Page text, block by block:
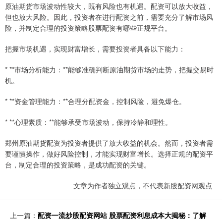
原油期货市场波动性较大，既有风险也有机遇。配资可以放大收益，
但也放大风险。因此，投资者在进行配资之前，需要充分了解市场风
险，并制定合理的投资策略股票配资有哪些正规平台。
把握市场机遇，实现财富增长，需要投资者具备以下能力：
* **市场分析能力：**能够准确判断原油期货市场的走势，把握交易时
机。
* **资金管理能力：**合理分配资金，控制风险，避免爆仓。
* **心理素质：**能够承受市场波动，保持冷静和理性。
郑州原油期货配资为投资者提供了放大收益的机会。然而，投资者需
要谨慎操作，做好风险控制，才能实现财富增长。选择正规的配资平
台，制定合理的投资策略，是成功配资的关键。
文章为作者独立观点，不代表新股配资网观点
上一篇： 配资一流炒股配资网站 股票配资利息成本大揭秘：了解